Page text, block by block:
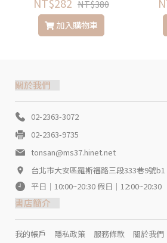
NT$380
加入購物車
關於我們
02-2363-3072
02-2363-9735
tonsan@ms37.hinet.net
台北市大安區羅斯福路三段333巷9號b1
平日｜10:00~20:30 假日｜12:00~20:30
書店簡介
我的帳戶 隱私政策 服務條款 關於我們